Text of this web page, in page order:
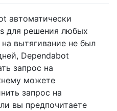
автоматически
для решения любых
вытягивание не был
Dependabot
запрос на
можете
запрос на
вы предпочитаете